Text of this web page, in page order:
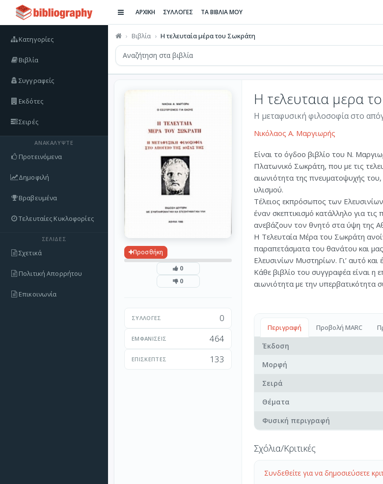
Κατηγορίες
Βιβλία
Συγγραφείς
Εκδότες
Σειρές
ΑΝΑΚΑΛΎΨΤΕ
Προτεινόμενα
Δημοφιλή
Βραβευμένα
Τελευταίες Κυκλοφορίες
ΣΕΛΊΔΕΣ
Σχετικά
Πολιτική Απορρήτου
Επικοινωνία
ΑΡΧΙΚΗ ΣΥΛΛΟΓΕΣ ΤΑ ΒΙΒΛΙΑ ΜΟΥ
Βιβλία Η τελευταία μέρα του Σωκράτη
Προσθήκη
0
0
ΣΥΛΛΟΓΈΣ 0
ΕΜΦΑΝΊΣΕΙΣ 464
ΕΠΙΣΚΈΠΤΕΣ 133
Η τελευταια μερα
Η μεταφυσική φιλοσοφία στο
Νικόλαος Α. Μαργιωρής
Είναι το όγδοο βιβλίο του Ν.
Πλατωνικό Σωκράτη, που με τις
αιωνιότητα της πνευματοψυχής
υλισμού.
Τέλειος εκπρόσωπος των
έναν σκεπτικισμό κατάλληλο για
ανεβάζουν τον θνητό στα ύψη της
Η Τελευταία Μέρα του Σωκράτη
παραπετάσματα του θανάτου και
Ελευσινίων Μυστηρίων. Γι’ αυτό
Κάθε βιβλίο του συγγραφέα είναι
αιωνιότητα με την υπερβατικότητα
Περιγραφή Προβολή MARC
Έκδοση
Μορφή
Σειρά
Θέματα
Φυσική περιγραφή
Σχόλια/Κριτικές
Συνδεθείτε για να δημοσιεύσετε